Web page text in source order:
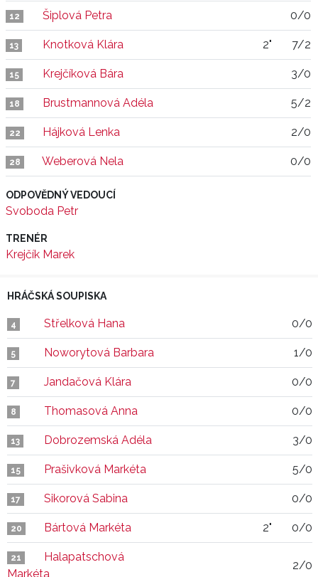
12 Šiplová Petra 0/0
13 Knotková Klára 2" 7/2
15 Krejčíková Bára 3/0
18 Brustmannová Adéla 5/2
22 Hájková Lenka 2/0
28 Weberová Nela 0/0
ODPOVĚDNÝ VEDOUCÍ
Svoboda Petr
TRENÉR
Krejčík Marek
HRÁČSKÁ SOUPISKA
4 Střelková Hana 0/0
5 Noworytová Barbara 1/0
7 Jandačová Klára 0/0
8 Thomasová Anna 0/0
13 Dobrozemská Adéla 3/0
15 Prašivková Markéta 5/0
17 Sikorová Sabina 0/0
20 Bártová Markéta 2" 0/0
21
Halapatschová
Markéta
2/0